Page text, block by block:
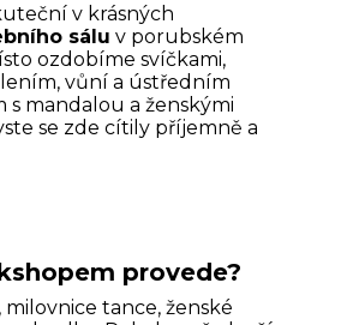
v krásných
sálu v porubském
ozdobíme svíčkami,
vůní a ústředním
mandalou a ženskými
se zde cítily příjemně a
provede?
milovnice tance, ženské